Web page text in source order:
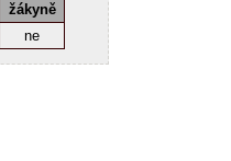
žákyně
ne